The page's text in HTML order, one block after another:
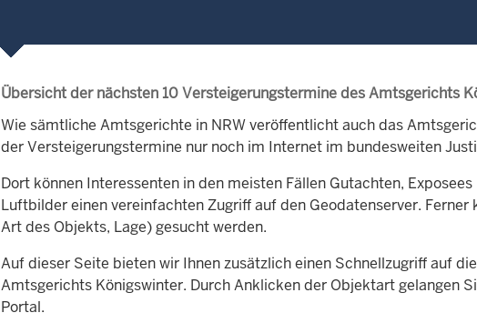
Übersicht der nächsten 10 Versteigerungstermine des Amtsgerichts
Wie sämtliche Amtsgerichte in NRW veröffentlicht auch das
der Versteigerungstermine nur noch im Internet im bundesweiten
Dort können Interessenten in den meisten Fällen Gutachten,
Luftbilder einen vereinfachten Zugriff auf den Geodatenserver.
Art des Objekts, Lage) gesucht werden.
Auf dieser Seite bieten wir Ihnen zusätzlich einen Schnellzugriff auf
Amtsgerichts Königswinter. Durch Anklicken der Objektart gelangen
Portal.